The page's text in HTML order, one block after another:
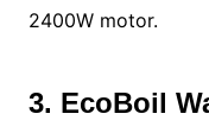
2400W motor.
3. EcoBoil